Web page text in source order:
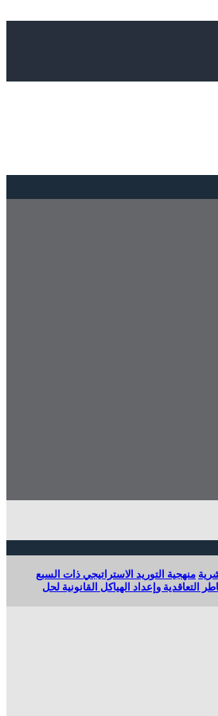
منهجية التوريد الاستراتيجي ذات السبع
التعاقدية وإعداد الهياكل القانونية لحل